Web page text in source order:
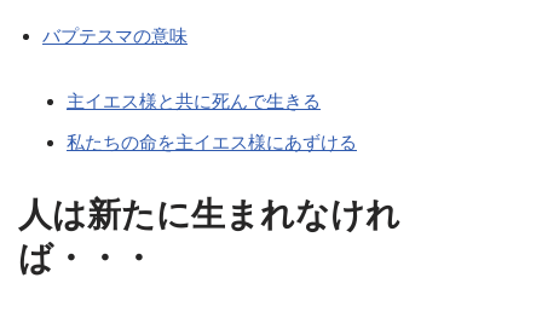
バプテスマの意味
主イエス様と共に死んで生きる
私たちの命を主イエス様にあずける
人は新たに生まれなけれ
ば・・・